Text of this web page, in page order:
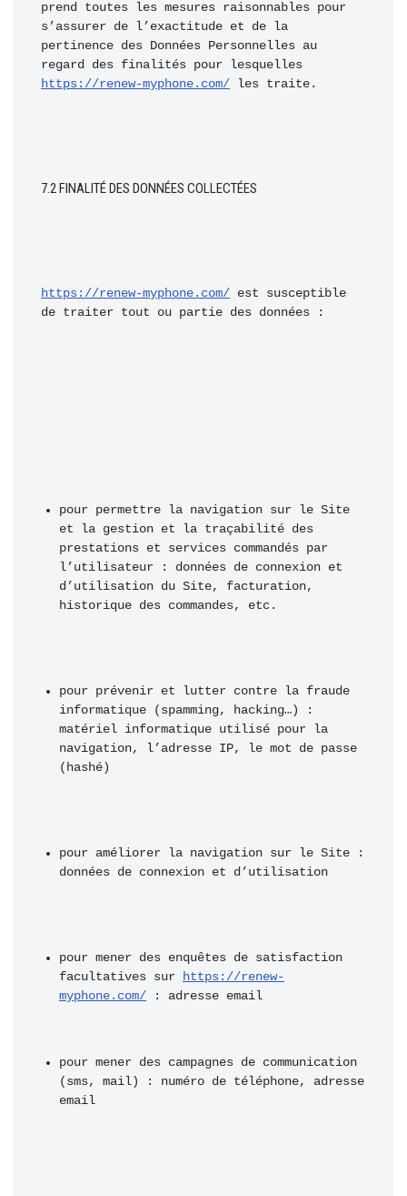
prend toutes les mesures raisonnables pour
s’assurer de l’exactitude et de la
pertinence des Données Personnelles au
https://renew-myphone.com/ les traite.
7.2 FINALITÉ DES DONNÉES COLLECTÉES
https://renew-myphone.com/ est susceptible
de traiter tout ou partie des données :
pour permettre la navigation sur le Site
et la gestion et la traçabilité des
prestations et services commandés par
l’utilisateur : données de connexion et
d’utilisation du Site, facturation,
historique des commandes, etc.
pour prévenir et lutter contre la fraude
informatique (spamming, hacking…) :
matériel informatique utilisé pour la
navigation, l’adresse IP, le mot de passe
(hashé)
pour améliorer la navigation sur le Site :
données de connexion et d’utilisation
pour mener des enquêtes de satisfaction
facultatives sur https://renew-
myphone.com/ : adresse email
pour mener des campagnes de communication
(sms, mail) : numéro de téléphone, adresse
email